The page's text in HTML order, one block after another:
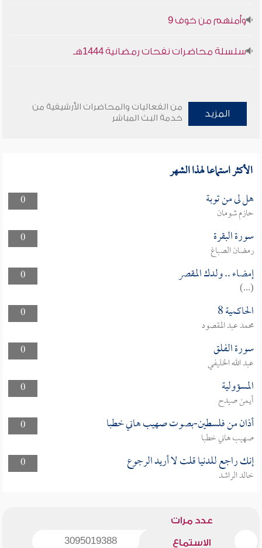
وأمنهم من خوف 9
سلسلة محاضرات نفحات رمضانية 1444هـ
المزيد
من الفعاليات والمحاضرات الأرشيفية من
خدمة البث المباشر
الأكثر استماعا لهذا الشهر
0 هل لى من توبة
حازم شومان
0
سورة البقرة
رمضان الصباغ
0
إمضاء .. ولدك المقصر
(...)
0
الحاكمية 8
محمد عبد المقصود
0
سورة الفلق
عبد الله الخليفي
0
المسؤولية
أيمن صيدح
0
أذان من فلسطين-بصوت صهيب هاني خطبا
صهيب هاني خطبا
0
إنك راجع للدنيا قلت لا أريد الرجوع
خالد الراشد
عدد مرات
الاستماع 3095019388